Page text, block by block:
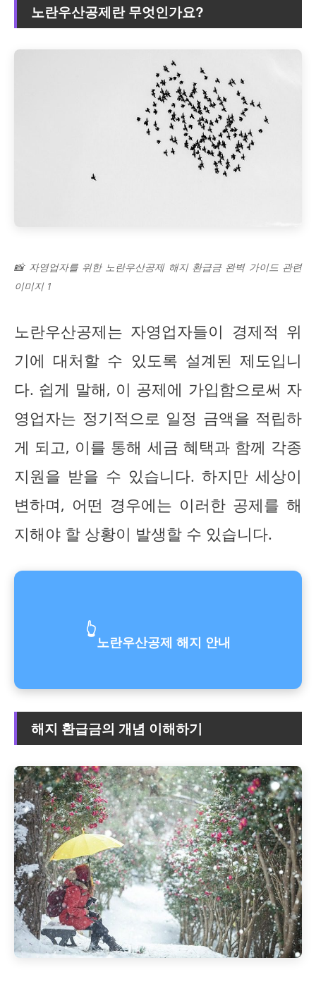
노란우산공제란 무엇인가요?
📸 자영업자를 위한 노란우산공제 해지 환급금 완벽 가이드 관련
이미지 1
노란우산공제는 자영업자들이 경제적 위
기에 대처할 수 있도록 설계된 제도입니
다. 쉽게 말해, 이 공제에 가입함으로써 자
영업자는 정기적으로 일정 금액을 적립하
게 되고, 이를 통해 세금 혜택과 함께 각종
지원을 받을 수 있습니다. 하지만 세상이
변하며, 어떤 경우에는 이러한 공제를 해
지해야 할 상황이 발생할 수 있습니다.
👆
노란우산공제 해지 안내
해지 환급금의 개념 이해하기